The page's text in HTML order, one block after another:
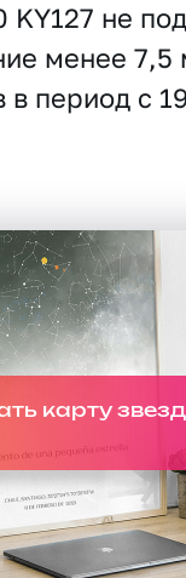
KY127 не
менее 7,5
в период с
карту